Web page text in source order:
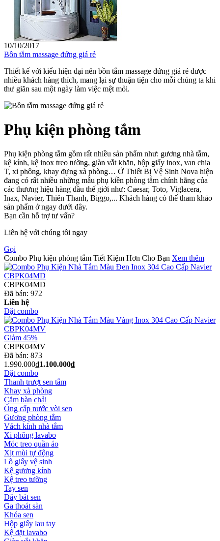
10/10/2017
Bồn tắm massage đứng giá rẻ
Thiết kế với kiểu hiện đại nên bồn tắm massage đứng giá rẻ được
nhiều khách hàng thích, mang lại sự thuận tiện cho mỗi chúng ta khi
thư giãn sau một ngày làm việc mệt mỏi.
Phụ kiện phòng tắm
Phụ kiện phòng tắm gồm rất nhiều sản phẩm như: gương nhà tắm,
kệ kính, kệ inox treo tường, giàn vắt khăn, hộp giấy inox, van chia
T, xi phông, khay đựng xà phòng… Ở Thiết Bị Vệ Sinh Nova hiện
đang có rất nhiều những mẫu phụ kiền phòng tắm chính hãng của
các thương hiệu hàng đầu thế giới như: Caesar, Toto, Viglacera,
Inax, Navier, Thiên Thanh, Biggo,... Khách hàng có thể tham khảo
sản phẩm ở ngay dưới đây.
Bạn cần hỗ trợ tư vấn?
Liên hệ với chúng tôi ngay
Gọi
Combo Phụ kiện phòng tắm Tiết Kiệm Hơn Cho Bạn Xem thêm
CBPK04MD
Đã bán: 972
Liên hệ
Đặt combo
Giảm 45%
CBPK04MV
Đã bán: 873
1.990.000₫1.100.000₫
Đặt combo
Thanh trượt sen tắm
Khay xà phòng
Cắm bàn chải
Ống cấp nước vòi sen
Gương phòng tắm
Vách kính nhà tắm
Xi phông lavabo
Móc treo quần áo
Xịt mùi tự động
Lô giấy vệ sinh
Kệ gương kính
Kệ treo tường
Tay sen
Dây bát sen
Ga thoát sàn
Khóa sen
Hộp giấy lau tay
Kệ đặt lavabo